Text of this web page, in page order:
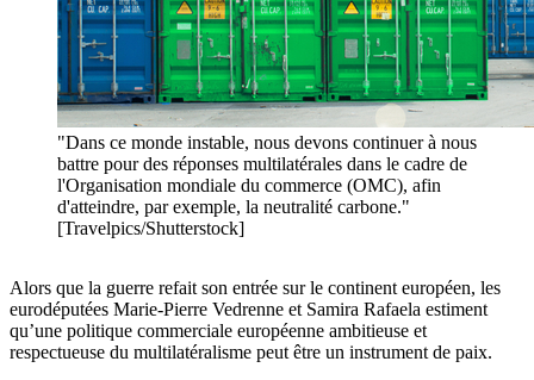
"Dans ce monde instable, nous devons continuer à nous
battre pour des réponses multilatérales dans le cadre de
l'Organisation mondiale du commerce (OMC), afin
d'atteindre, par exemple, la neutralité carbone."
[Travelpics/Shutterstock]
Alors que la guerre refait son entrée sur le continent européen, les
eurodéputées Marie-Pierre Vedrenne et Samira Rafaela estiment
qu’une politique commerciale européenne ambitieuse et
respectueuse du multilatéralisme peut être un instrument de paix.